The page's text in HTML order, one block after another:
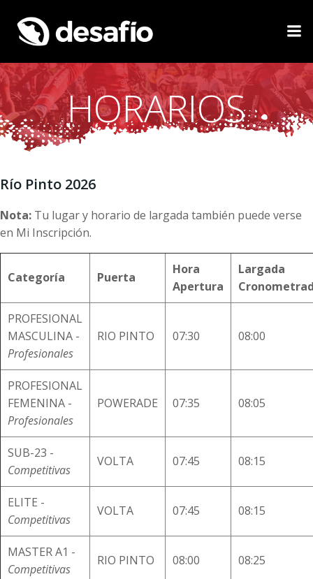
HORARIOS
Río Pinto 2026
Nota: Tu lugar y horario de largada también puede verse
en Mi Inscripción.
Categoría Puerta
Hora
Apertura
Largada
PROFESIONAL
MASCULINA -
Profesionales
RIO PINTO 07:30 08:00
PROFESIONAL
FEMENINA -
Profesionales
POWERADE 07:35 08:05
SUB-23 -
Competitivas
VOLTA 07:45 08:15
ELITE -
Competitivas
VOLTA 07:45 08:15
MASTER A1 -
Competitivas
RIO PINTO 08:00 08:25